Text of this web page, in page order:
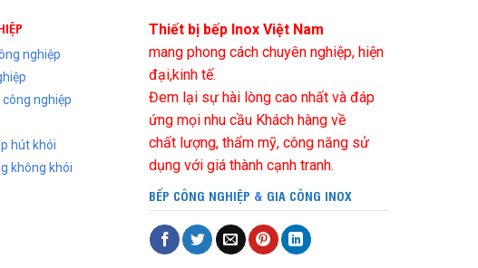
nghiệp
nghiệp
hút khói
không khói
Thiết bị bếp Inox Việt Nam
mang phong cách chuyên nghiệp, hiện
đại,kinh tế.
Đem lại sự hài lòng cao nhất và đáp
ứng mọi nhu cầu Khách hàng về
chất lượng, thẩm mỹ, công năng sử
dụng với giá thành cạnh tranh.
BẾP CÔNG NGHIỆP & GIA CÔNG INOX